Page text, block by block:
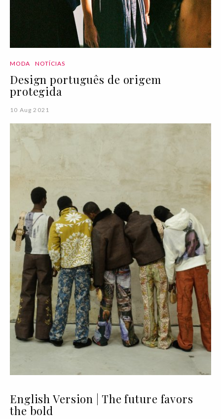
MODA NOTÍCIAS
Design português de origem
protegida
10 Aug 2021
English Version | The future favors
the bold